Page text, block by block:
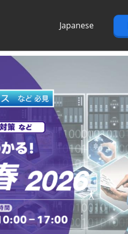
Japanese
English